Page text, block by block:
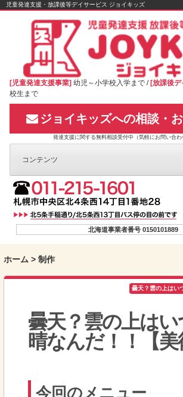
Skip
児童発達支援・放課後等デイサービス ジョイキッズ
[児童発達支援事業] 幼児～小学校入学まで / [放課後
校生まで
ジョイキッズへの相談・
発達支援に関する無料相談受付中（気軽にお問い合わ
コンテンツ
北海道事業者番号 0150101889
ホーム > 制作
曇天？雲の上はい
曇天？雲の上は
晴なんだ！！【美
今回のメニュー